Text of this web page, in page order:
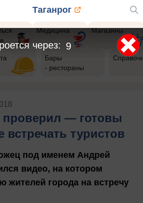
Таганрог
Медицина Магазины
Бары
- рестораны
проверил — готовы
встречать туристов
под именем Андрей
видео, на котором
жителей города на встречу
7
через: